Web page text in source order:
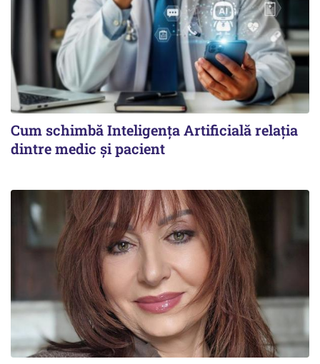
Cum schimbă Inteligența Artificială relația
dintre medic și pacient